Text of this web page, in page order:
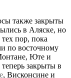
также закрыты
в Аляске, но
пор, пока
по восточному
Юте и
закрыты в
, Висконсине и